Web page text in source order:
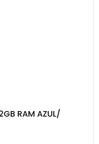
RAM AZUL/